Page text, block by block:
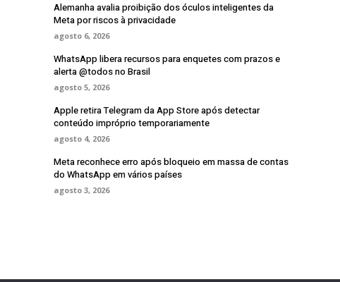
Alemanha avalia proibição dos óculos inteligentes da
Meta por riscos à privacidade
agosto 6, 2026
WhatsApp libera recursos para enquetes com prazos e
alerta @todos no Brasil
agosto 5, 2026
Apple retira Telegram da App Store após detectar
conteúdo impróprio temporariamente
agosto 4, 2026
Meta reconhece erro após bloqueio em massa de contas
do WhatsApp em vários países
agosto 3, 2026